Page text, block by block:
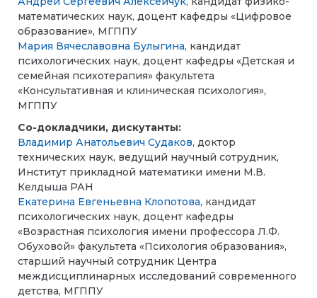
математических наук, доцент кафедры «Цифровое
образование», МГППУ
Мария Вячеславовна Булыгина, кандидат
психологических наук, доцент кафедры «Детская и
семейная психотерапия» факультета
«Консультативная и клиническая психология»,
МГППУ
Со-докладчики, дискутанты:
Владимир Анатольевич Судаков, доктор
технических наук, ведущий научный сотрудник,
Институт прикладной математики имени М.В.
Келдыша РАН
Екатерина Евгеньевна Клопотова, кандидат
психологических наук, доцент кафедры
«Возрастная психология имени профессора Л.Ф.
Обуховой» факультета «Психология образования»,
старший научный сотрудник Центра
междисциплинарных исследований современного
детства, МГППУ